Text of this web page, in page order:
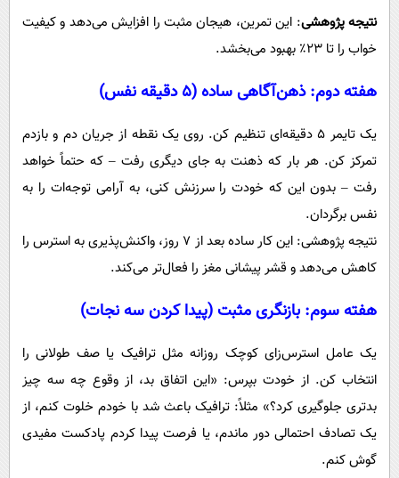
نتیجه پژوهشی: این تمرین، هیجان مثبت را افزایش می‌دهد و کیفیت
خواب را تا ۲۳٪ بهبود می‌بخشد.
هفته دوم: ذهن‌آگاهی ساده (۵ دقیقه نفس)
یک تایمر ۵ دقیقه‌ای تنظیم کن. روی یک نقطه از جریان دم و بازدم
تمرکز کن. هر بار که ذهنت به جای دیگری رفت – که حتماً خواهد
رفت – بدون این که خودت را سرزنش کنی، به آرامی توجه‌ات را به
نفس برگردان.
نتیجه پژوهشی: این کار ساده بعد از ۷ روز، واکنش‌پذیری به استرس را
کاهش می‌دهد و قشر پیشانی مغز را فعال‌تر می‌کند.
هفته سوم: بازنگری مثبت (پیدا کردن سه نجات)
یک عامل استرس‌زای کوچک روزانه مثل ترافیک یا صف طولانی را
انتخاب کن. از خودت بپرس: «این اتفاق بد، از وقوع چه سه چیز
بدتری جلوگیری کرد؟» مثلاً: ترافیک باعث شد با خودم خلوت کنم، از
یک تصادف احتمالی دور ماندم، یا فرصت پیدا کردم پادکست مفیدی
گوش کنم.